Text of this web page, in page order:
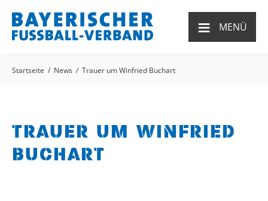
≡ MENÜ
Startseite News Trauer um Winfried Buchart
TRAUER UM WINFRIED
BUCHART